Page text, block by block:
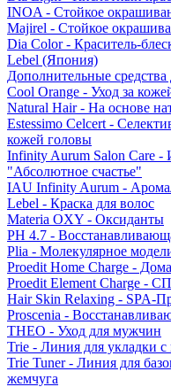
INOA - Стойкое
Majirel - Стойкое
Dia Color - Краситель-
Lebel (Япония)
Дополнительные
Cool Orange - Уход за
Natural Hair - На основе
Estessimo Celcert -
кожей головы
Infinity Aurum Salon Care -
"Абсолютное счастье"
IAU Infinity Aurum -
Lebel - Краска для волос
Materia OXY - Оксиданты
PH 4.7 -
Plia - Молекулярное
Proedit Home Charge -
Proedit Element Charge -
Hair Skin Relaxing - SPA-
Proscenia -
THEO - Уход для мужчин
Trie - Линия для укладки
Trie Tuner - Линия для
жемчуга